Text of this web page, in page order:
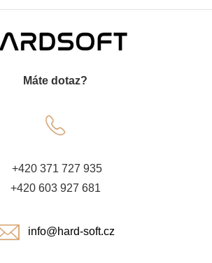
Máte dotaz?
+420 371 727 935
+420 603 927 681
info@hard-soft.cz